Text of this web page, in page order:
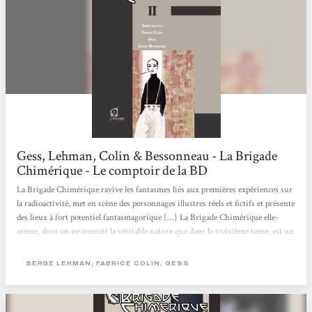
Gess, Lehman, Colin & Bessonneau - La Brigade
Chimérique - Le comptoir de la BD
La Brigade Chimérique ravive les fantasmes liés aux premières expériences sur
la radioactivité, met en scène des personnages illustres réels et fictifs et présente
des lieux à fort potentiel fantasmagorique […] La Brigade Chimérique elle-
même, dont on ne connait la véritable nature que dans le troisième tome, est un
l’humanité et la bestialité. Il est difficile de raconter l’histoire de cette série,
SERGE LEHMAN, FABRICE COLIN, GESS